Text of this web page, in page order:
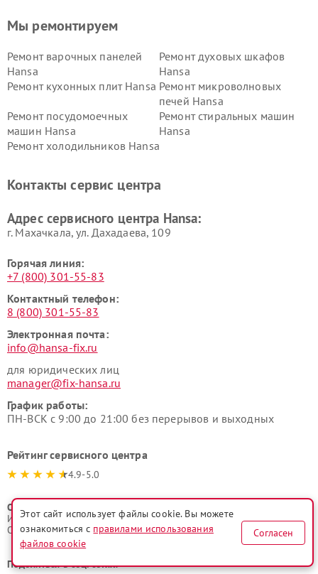
Мы ремонтируем
Ремонт варочных панелей
Hansa
Ремонт духовых шкафов
Hansa
Ремонт кухонных плит Hansa Ремонт микроволновых
печей Hansa
Ремонт посудомоечных
машин Hansa
Ремонт стиральных машин
Hansa
Ремонт холодильников Hansa
Контакты сервис центра
Адрес сервисного центра Hansa:
г. Махачкала, ул. Дахадаева, 109
Горячая линия:
+7 (800) 301-55-83
Контактный телефон:
8 (800) 301-55-83
Электронная почта:
info@hansa-fix.ru
для юридических лиц
manager@fix-hansa.ru
График работы:
ПН-ВСК с 9:00 до 21:00 без перерывов и выходных
Рейтинг сервисного центра
4.9-5.0
ООО "Русервис"
ИНН 7702633247
ОГРН 1077746335776
Поделиться в соц. сетях:
Этот сайт использует файлы cookie. Вы можете
ознакомиться с правилами использования
файлов cookie
Согласен